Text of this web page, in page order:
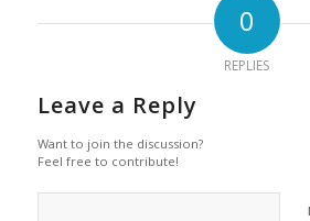
0
REPLIES
Leave a Reply
Want to join the discussion?
Feel free to contribute!